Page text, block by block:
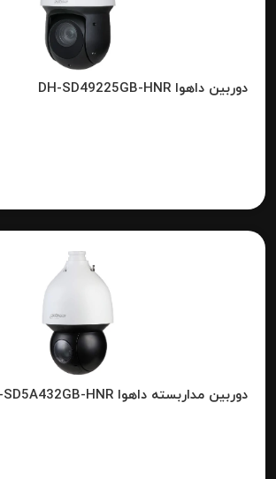
دوربین داهوا DH-SD49225GB-HNR
دوربین مداربسته داهوا DH-SD5A432GB-HNR